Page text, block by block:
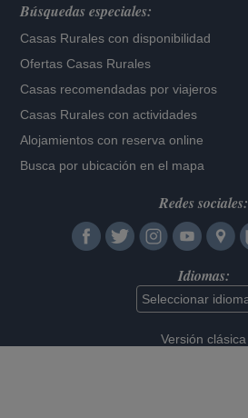
Búsquedas especiales:
Casas Rurales con disponibilidad
Ofertas Casas Rurales
Casas recomendadas por viajeros
Casas Rurales con actividades
Alojamientos con reserva online
Busca por ubicación en el mapa
Redes sociales:
Idiomas:
Versión clásica